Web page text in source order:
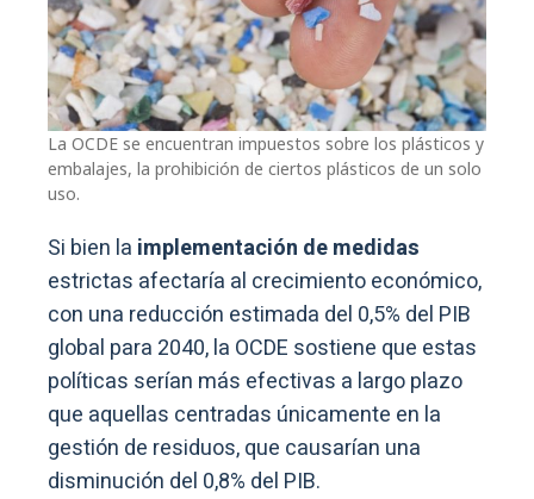
La OCDE se encuentran impuestos sobre los plásticos y
embalajes, la prohibición de ciertos plásticos de un solo
uso.
Si bien la implementación de medidas
estrictas afectaría al crecimiento económico,
con una reducción estimada del 0,5% del PIB
global para 2040, la OCDE sostiene que estas
políticas serían más efectivas a largo plazo
que aquellas centradas únicamente en la
gestión de residuos, que causarían una
disminución del 0,8% del PIB.